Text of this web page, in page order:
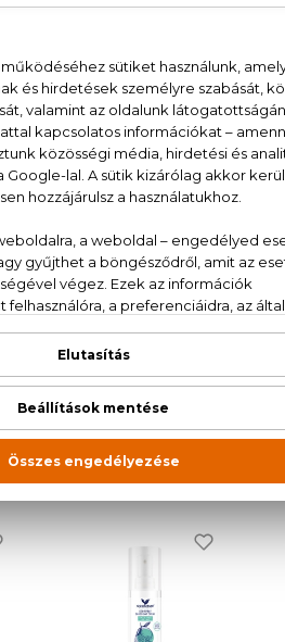
Hívd ügyfélszolgálatunkat:
+36
AJÁNLJUK